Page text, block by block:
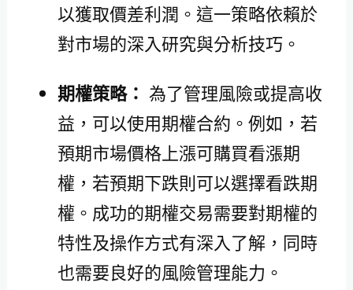
以獲取價差利潤。這一策略依賴於
對市場的深入研究與分析技巧。
期權策略： 為了管理風險或提高收
益，可以使用期權合約。例如，若
預期市場價格上漲可購買看漲期
權，若預期下跌則可以選擇看跌期
權。成功的期權交易需要對期權的
特性及操作方式有深入了解，同時
也需要良好的風險管理能力。